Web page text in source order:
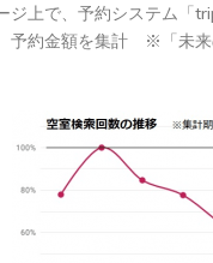
ジ上で、予約システム「
予約金額を集計 ※「未来